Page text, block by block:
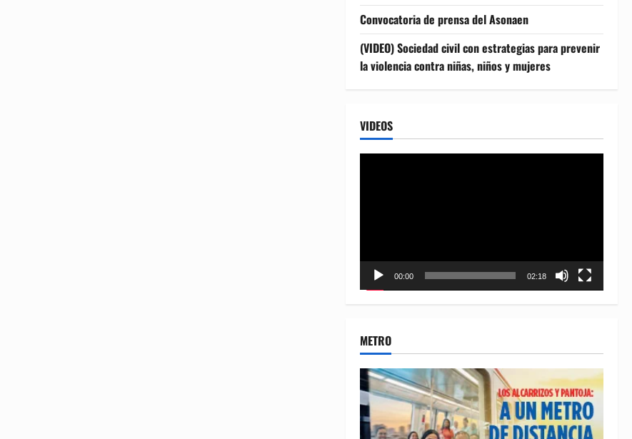
Convocatoria de prensa del Asonaen
(VIDEO) Sociedad civil con estrategias para prevenir
la violencia contra niñas, niños y mujeres
VIDEOS
00:00 02:18
METRO